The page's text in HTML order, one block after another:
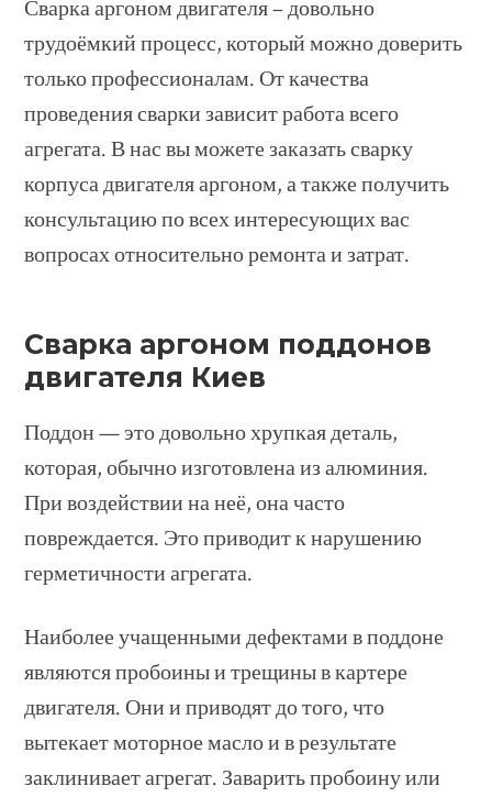
Сварка аргоном двигателя – довольно
трудоёмкий процесс, который можно доверить
только профессионалам. От качества
проведения сварки зависит работа всего
агрегата. В нас вы можете заказать сварку
корпуса двигателя аргоном, а также получить
консультацию по всех интересующих вас
вопросах относительно ремонта и затрат.
Сварка аргоном поддонов
двигателя Киев
Поддон — это довольно хрупкая деталь,
которая, обычно изготовлена из алюминия.
При воздействии на неё, она часто
повреждается. Это приводит к нарушению
герметичности агрегата.
Наиболее учащенными дефектами в поддоне
являются пробоины и трещины в картере
двигателя. Они и приводят до того, что
вытекает моторное масло и в результате
заклинивает агрегат. Заварить пробоину или